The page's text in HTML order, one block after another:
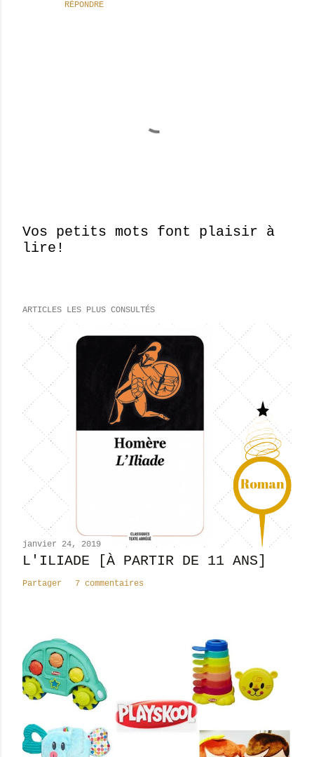
RÉPONDRE
E
g
t
r
c
m
n
t
i
Vos petits mots font plaisir à
lire!
ARTICLES LES PLUS CONSULTÉS
janvier 24, 2019
L'ILIADE [À PARTIR DE 11 ANS]
Partager 7 commentaires